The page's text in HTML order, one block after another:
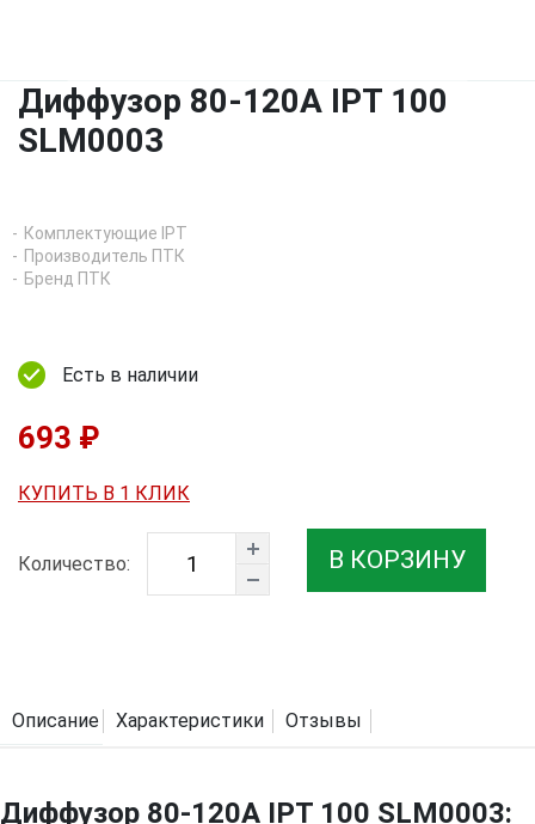
Диффузор 80-120A IPT 100
SLM0003
Комплектующие IPT
Производитель ПТК
Бренд ПТК
Есть в наличии
693 ₽
КУПИТЬ В 1 КЛИК
Количество: В КОРЗИНУ
Описание Характеристики Отзывы
Диффузор 80-120A IPT 100 SLM0003: